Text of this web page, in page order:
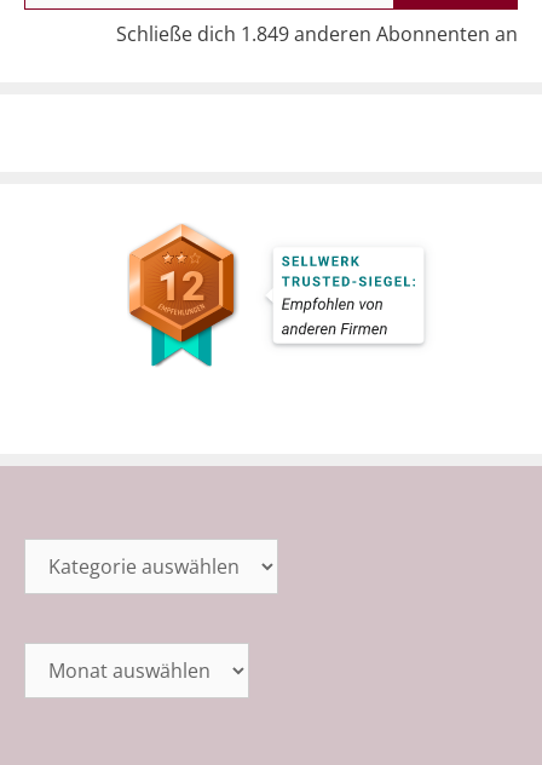
Schließe dich 1.849 anderen Abonnenten an
Kategorien